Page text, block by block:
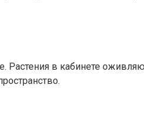
в кабинете